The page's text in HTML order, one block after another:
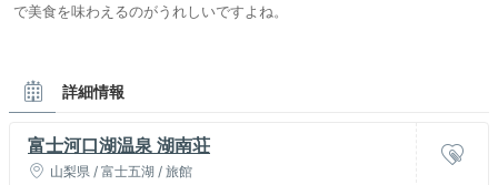
で美食を味わえるのがうれしいですよね。
詳細情報
富士河口湖温泉 湖南荘
山梨県 / 富士五湖 / 旅館